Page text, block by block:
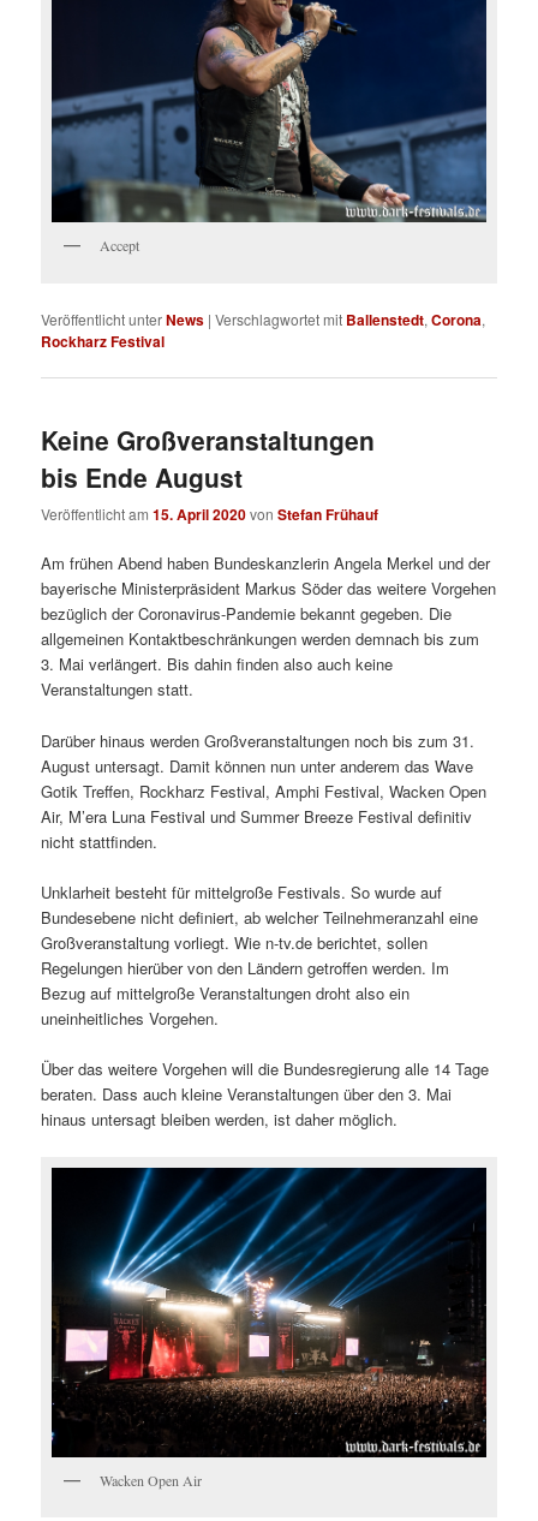
Accept
Veröffentlicht unterNews |Verschlagwortet mit Ballenstedt,Corona,
Rockharz Festival
Keine Großveranstaltungen
bis Ende August
Veröffentlicht am15. April 2020vonStefan Frühauf
Am frühen Abend haben Bundeskanzlerin Angela Merkel und der
bayerische Ministerpräsident Markus Söder das weitere Vorgehen
bezüglich der Coronavirus-Pandemie bekannt gegeben. Die
allgemeinen Kontaktbeschränkungen werden demnach bis zum
3. Mai verlängert. Bis dahin finden also auch keine
Veranstaltungen statt.
Darüber hinaus werden Großveranstaltungen noch bis zum 31.
August untersagt. Damit können nun unter anderem das Wave
Gotik Treffen, Rockharz Festival, Amphi Festival, Wacken Open
Air, M’era Luna Festival und Summer Breeze Festival definitiv
nicht stattfinden.
Unklarheit besteht für mittelgroße Festivals. So wurde auf
Bundesebene nicht definiert, ab welcher Teilnehmeranzahl eine
Großveranstaltung vorliegt. Wie n-tv.de berichtet, sollen
Regelungen hierüber von den Ländern getroffen werden. Im
Bezug auf mittelgroße Veranstaltungen droht also ein
uneinheitliches Vorgehen.
Über das weitere Vorgehen will die Bundesregierung alle 14 Tage
beraten. Dass auch kleine Veranstaltungen über den 3. Mai
hinaus untersagt bleiben werden, ist daher möglich.
Wacken Open Air